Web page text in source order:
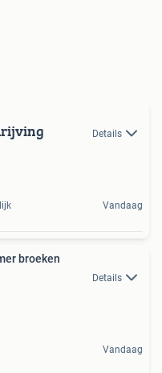
Details
Vandaag
broeken
Details
Vandaag